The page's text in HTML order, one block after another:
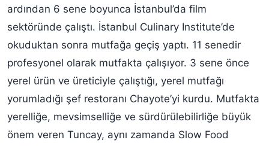
ardından 6 sene boyunca İstanbul’da film
sektöründe çalıştı. İstanbul Culinary Institute’de
okuduktan sonra mutfağa geçiş yaptı. 11 senedir
profesyonel olarak mutfakta çalışıyor. 3 sene önce
yerel ürün ve üreticiyle çalıştığı, yerel mutfağı
yorumladığı şef restoranı Chayote’yi kurdu. Mutfakta
yerelliğe, mevsimselliğe ve sürdürülebilirliğe büyük
önem veren Tuncay, aynı zamanda Slow Food